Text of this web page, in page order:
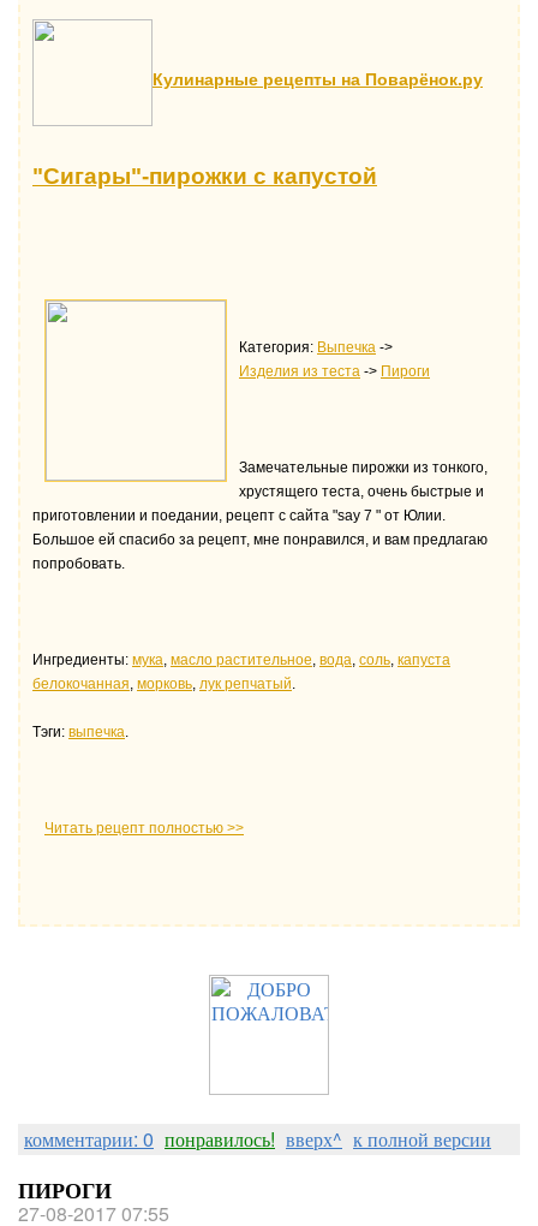
Кулинарные рецепты на Поварёнок.ру
"Сигары"-пирожки с капустой
Категория: Выпечка ->
Изделия из теста -> Пироги
Замечательные пирожки из тонкого,
хрустящего теста, очень быстрые и
приготовлении и поедании, рецепт с сайта "say 7 " от Юлии.
Большое ей спасибо за рецепт, мне понравился, и вам предлагаю
попробовать.
Ингредиенты: мука, масло растительное, водa, соль, капуста
белокочанная, морковь, лук репчатый.
Тэги: выпечка.
Читать рецепт полностью >>
комментарии: 0 понравилось! вверх^ к полной версии
ПИРОГИ
27-08-2017 07:55